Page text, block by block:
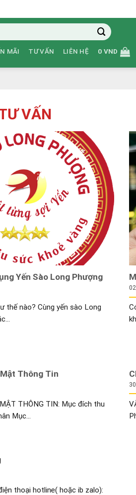
MÃI TƯ VẤN LIÊN HỆ 0 VND
VẤN
Yến Sào Long Phượng
thế nào? Cùng yến sào Long
Thông Tin
THÔNG TIN: Mục đích thu
Mục...
thoại hotline( hoặc ib zalo):